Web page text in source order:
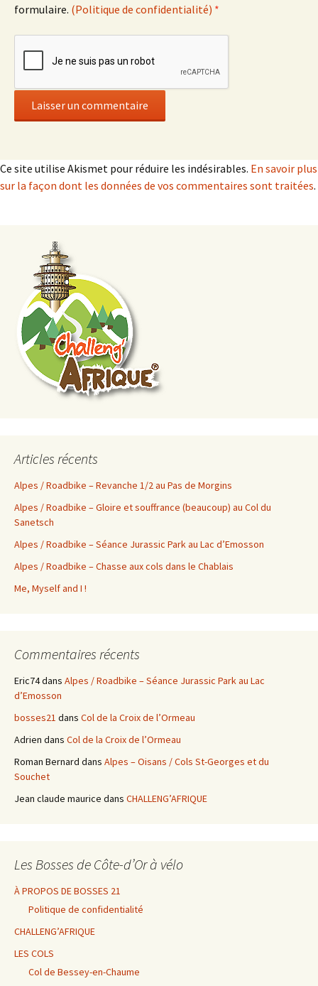
formulaire. (Politique de confidentialité) *
Ce site utilise Akismet pour réduire les indésirables. En savoir plus
sur la façon dont les données de vos commentaires sont traitées.
Articles récents
Alpes / Roadbike – Revanche 1/2 au Pas de Morgins
Alpes / Roadbike – Gloire et souffrance (beaucoup) au Col du
Sanetsch
Alpes / Roadbike – Séance Jurassic Park au Lac d’Emosson
Alpes / Roadbike – Chasse aux cols dans le Chablais
Me, Myself and I !
Commentaires récents
Eric74dans Alpes / Roadbike – Séance Jurassic Park au Lac
d’Emosson
bosses21 dans Col de la Croix de l’Ormeau
Adrien dans Col de la Croix de l’Ormeau
Roman Bernard dans Alpes – Oisans / Cols St-Georges et du
Souchet
Jean claude maurice dans CHALLENG’AFRIQUE
Les Bosses de Côte-d’Or à vélo
À PROPOS DE BOSSES 21
Politique de confidentialité
CHALLENG’AFRIQUE
LES COLS
Col de Bessey-en-Chaume